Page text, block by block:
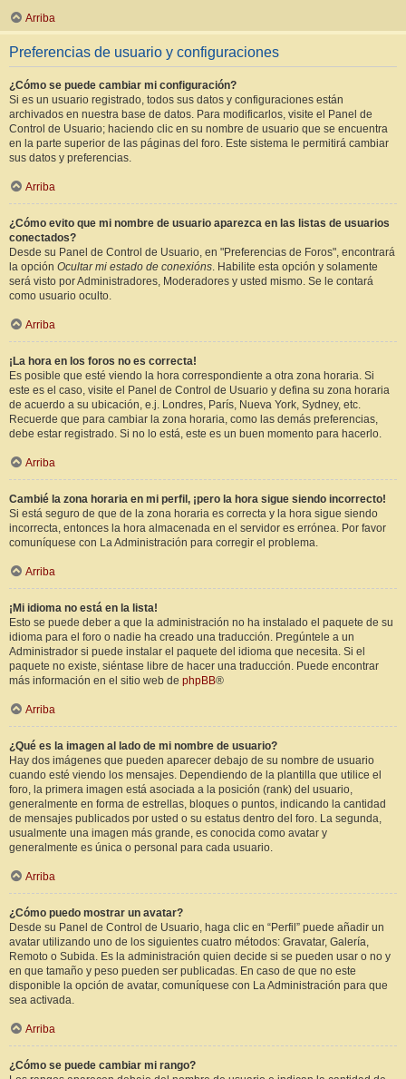
Arriba
Preferencias de usuario y configuraciones
¿Cómo se puede cambiar mi configuración?
Si es un usuario registrado, todos sus datos y configuraciones están
archivados en nuestra base de datos. Para modificarlos, visite el Panel de
Control de Usuario; haciendo clic en su nombre de usuario que se encuentra
en la parte superior de las páginas del foro. Este sistema le permitirá cambiar
sus datos y preferencias.
Arriba
¿Cómo evito que mi nombre de usuario aparezca en las listas de usuarios
conectados?
Desde su Panel de Control de Usuario, en "Preferencias de Foros", encontrará
la opción Ocultar mi estado de conexións. Habilite esta opción y solamente
será visto por Administradores, Moderadores y usted mismo. Se le contará
como usuario oculto.
Arriba
¡La hora en los foros no es correcta!
Es posible que esté viendo la hora correspondiente a otra zona horaria. Si
este es el caso, visite el Panel de Control de Usuario y defina su zona horaria
de acuerdo a su ubicación, e.j. Londres, París, Nueva York, Sydney, etc.
Recuerde que para cambiar la zona horaria, como las demás preferencias,
debe estar registrado. Si no lo está, este es un buen momento para hacerlo.
Arriba
Cambié la zona horaria en mi perfil, ¡pero la hora sigue siendo incorrecto!
Si está seguro de que de la zona horaria es correcta y la hora sigue siendo
incorrecta, entonces la hora almacenada en el servidor es errónea. Por favor
comuníquese con La Administración para corregir el problema.
Arriba
¡Mi idioma no está en la lista!
Esto se puede deber a que la administración no ha instalado el paquete de su
idioma para el foro o nadie ha creado una traducción. Pregúntele a un
Administrador si puede instalar el paquete del idioma que necesita. Si el
paquete no existe, siéntase libre de hacer una traducción. Puede encontrar
más información en el sitio web de phpBB®
Arriba
¿Qué es la imagen al lado de mi nombre de usuario?
Hay dos imágenes que pueden aparecer debajo de su nombre de usuario
cuando esté viendo los mensajes. Dependiendo de la plantilla que utilice el
foro, la primera imagen está asociada a la posición (rank) del usuario,
generalmente en forma de estrellas, bloques o puntos, indicando la cantidad
de mensajes publicados por usted o su estatus dentro del foro. La segunda,
usualmente una imagen más grande, es conocida como avatar y
generalmente es única o personal para cada usuario.
Arriba
¿Cómo puedo mostrar un avatar?
Desde su Panel de Control de Usuario, haga clic en “Perfil” puede añadir un
avatar utilizando uno de los siguientes cuatro métodos: Gravatar, Galería,
Remoto o Subida. Es la administración quien decide si se pueden usar o no y
en que tamaño y peso pueden ser publicadas. En caso de que no este
disponible la opción de avatar, comuníquese con La Administración para que
sea activada.
Arriba
¿Cómo se puede cambiar mi rango?